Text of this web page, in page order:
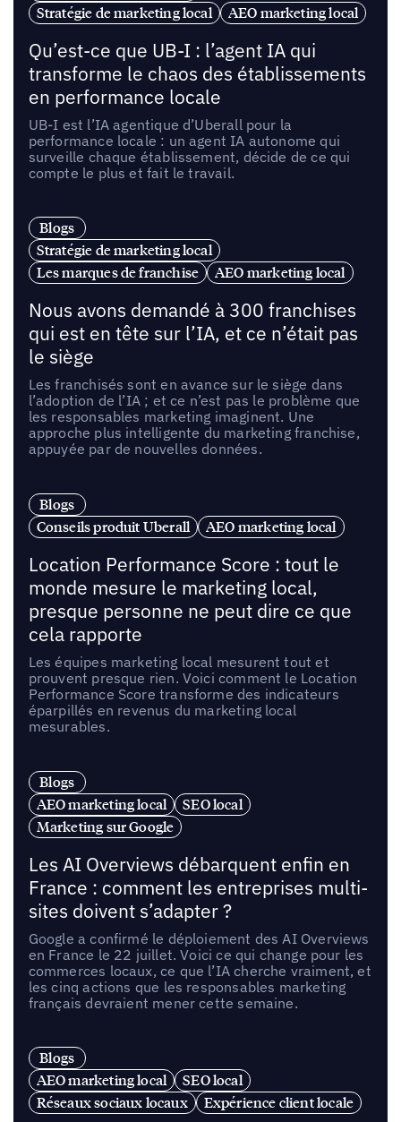
Stratégie de marketing local AEO marketing local
Qu’est-ce que UB-I : l’agent IA qui
transforme le chaos des établissements
en performance locale
UB-I est l’IA agentique d’Uberall pour la
performance locale : un agent IA autonome qui
surveille chaque établissement, décide de ce qui
compte le plus et fait le travail.
Blogs
Stratégie de marketing local
Les marques de franchise
AEO marketing local
Nous avons demandé à 300 franchises
qui est en tête sur l’IA, et ce n’était pas
le siège
Les franchisés sont en avance sur le siège dans
l’adoption de l’IA ; et ce n’est pas le problème que
les responsables marketing imaginent. Une
approche plus intelligente du marketing franchise,
appuyée par de nouvelles données.
Blogs
Conseils produit Uberall
AEO marketing local
Location Performance Score : tout le
monde mesure le marketing local,
presque personne ne peut dire ce que
cela rapporte
Les équipes marketing local mesurent tout et
prouvent presque rien. Voici comment le Location
Performance Score transforme des indicateurs
éparpillés en revenus du marketing local
mesurables.
Blogs
AEO marketing local
SEO local
Marketing sur Google
Les AI Overviews débarquent enfin en
France : comment les entreprises multi-
sites doivent s’adapter ?
Google a confirmé le déploiement des AI Overviews
en France le 22 juillet. Voici ce qui change pour les
commerces locaux, ce que l’IA cherche vraiment, et
les cinq actions que les responsables marketing
français devraient mener cette semaine.
Blogs
AEO marketing local
SEO local
Réseaux sociaux locaux
Expérience client locale